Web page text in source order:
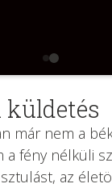
küldetés
már nem a
fény nélküli
az